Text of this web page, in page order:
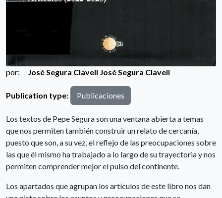
por: José Segura Clavell José Segura Clavell
Publication type: Publicaciones
Los textos de Pepe Segura son una ventana abierta a temas
que nos permiten también construir un relato de cercanía,
puesto que son, a su vez, el reflejo de las preocupaciones sobre
las que él mismo ha trabajado a lo largo de su trayectoria y nos
permiten comprender mejor el pulso del continente.
Los apartados que agrupan los artículos de este libro nos dan